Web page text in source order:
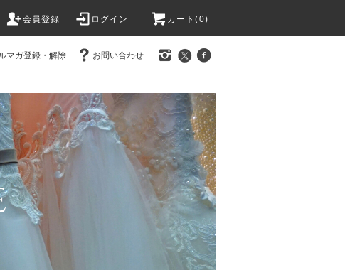
会員登録 ログイン カート(0)
マガ登録・解除 お問い合わせ